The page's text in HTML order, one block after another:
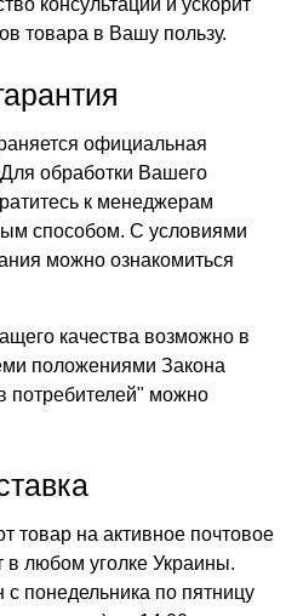
товара в Вашу пользу.
официальная
обработки Вашего
к менеджерам
способом. С условиями
можно ознакомиться
качества возможно в
положениями Закона
потребителей" можно
товар на активное почтовое
в любом уголке Украины.
с понедельника по пятницу